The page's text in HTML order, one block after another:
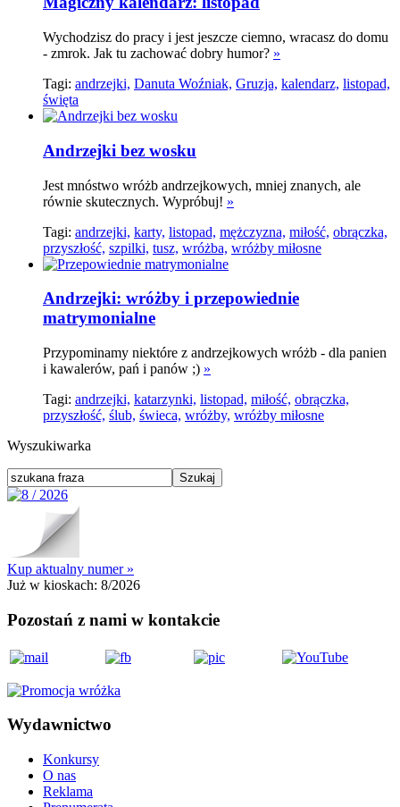
Wychodzisz do pracy i jest jeszcze ciemno, wracasz do domu
- zmrok. Jak tu zachować dobry humor? »
Tagi: andrzejki, Danuta Woźniak, Gruzja, kalendarz, listopad,
święta
Andrzejki bez wosku
Jest mnóstwo wróżb andrzejkowych, mniej znanych, ale
równie skutecznych. Wypróbuj! »
Tagi: andrzejki, karty, listopad, mężczyzna, miłość, obrączka,
przyszłość, szpilki, tusz, wróżba, wróżby miłosne
Andrzejki: wróżby i przepowiednie
matrymonialne
Przypominamy niektóre z andrzejkowych wróżb - dla panien
i kawalerów, pań i panów ;) »
Tagi: andrzejki, katarzynki, listopad, miłość, obrączka,
przyszłość, ślub, świeca, wróżby, wróżby miłosne
Wyszukiwarka
Kup aktualny numer »
Już w kioskach: 8/2026
Pozostań z nami w kontakcie
Wydawnictwo
Konkursy
O nas
Reklama